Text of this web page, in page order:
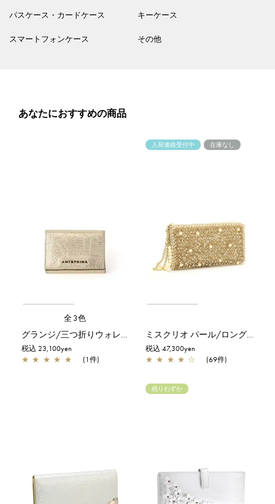
パスケース・カードケース キーケース
スマートフォンケース その他
あなたにおすすめの商品
全3色
グランジ/三つ折りウォレット/シャンパンゴールド
税込 23,100yen
★ ★ ★ ★ ★ (1件)
入荷連絡受付中 在庫なし
ミスクリオ パール/ロングウォレット/シャンパンゴールド
税込 47,300yen
★ ★ ★ ★ ☆ (69件)
残りわずか